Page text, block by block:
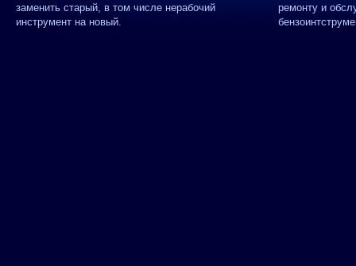
заменить старый, в том числе нерабочий
инструмент на новый.
ремонту и